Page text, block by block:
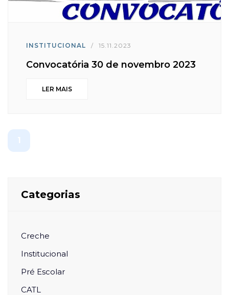
INSTITUCIONAL / 15.11.2023
Convocatória 30 de novembro 2023
LER MAIS
1
Categorias
Creche
Institucional
Pré Escolar
CATL